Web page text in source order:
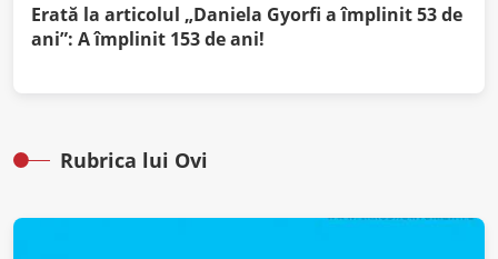
Erată la articolul „Daniela Gyorfi a împlinit 53 de
ani”: A împlinit 153 de ani!
Rubrica lui Ovi